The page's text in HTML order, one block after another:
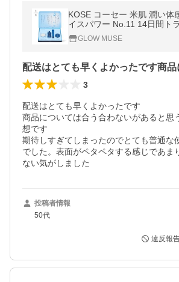
KOSE コーセー 米肌 潤い体
イスパワー No.11 14日間ト
DA 石鹸 化粧水 エッセンス
い 無香料 無着色
GLOW MUSE
3
配送はとても早くよかったです
商品については合う合わないがあると思
想です
期待しすぎてしまったのでとても普通な
でした。表面がペタペタする感じであま
ない気がしました
投稿者情報
50代
違反報